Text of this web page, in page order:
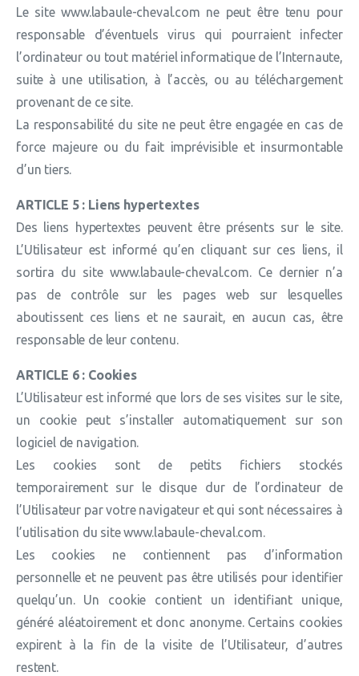
Le site www.labaule-cheval.com ne peut être tenu pour
responsable d’éventuels virus qui pourraient infecter
l’ordinateur ou tout matériel informatique de l’Internaute,
suite à une utilisation, à l’accès, ou au téléchargement
provenant de ce site.
La responsabilité du site ne peut être engagée en cas de
force majeure ou du fait imprévisible et insurmontable
d’un tiers.
ARTICLE 5 : Liens hypertextes
Des liens hypertextes peuvent être présents sur le site.
L’Utilisateur est informé qu’en cliquant sur ces liens, il
sortira du site www.labaule-cheval.com. Ce dernier n’a
pas de contrôle sur les pages web sur lesquelles
aboutissent ces liens et ne saurait, en aucun cas, être
responsable de leur contenu.
ARTICLE 6 : Cookies
L’Utilisateur est informé que lors de ses visites sur le site,
un cookie peut s’installer automatiquement sur son
logiciel de navigation.
Les cookies sont de petits fichiers stockés
temporairement sur le disque dur de l’ordinateur de
l’Utilisateur par votre navigateur et qui sont nécessaires à
l’utilisation du site www.labaule-cheval.com.
Les cookies ne contiennent pas d’information
personnelle et ne peuvent pas être utilisés pour identifier
quelqu’un. Un cookie contient un identifiant unique,
généré aléatoirement et donc anonyme. Certains cookies
expirent à la fin de la visite de l’Utilisateur, d’autres
restent.